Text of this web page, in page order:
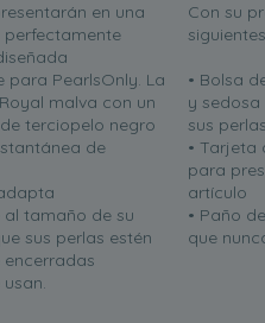
en una
para PearlsOnly. La
malva con un
terciopelo negro
de
tamaño de su
sus perlas estén
Con su
• Bolsa
y
sus perlas
• Tarjeta
para
artículo
• Paño
que